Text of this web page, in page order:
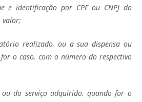
e identificação por CPF ou CNPJ do
valor;
realizado, ou a sua dispensa ou
o caso, com o número do respectivo
do serviço adquirido, quando for o